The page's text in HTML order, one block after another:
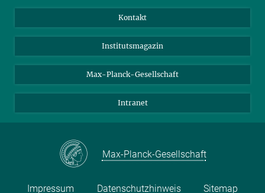
Schulen
Studierende
Facebook
YouTube
Kontakt
Institutsmagazin
Max-Planck-Gesellschaft
Intranet
Max-Planck-Gesellschaft
Impressum Datenschutzhinweis Sitemap